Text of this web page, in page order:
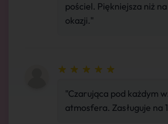
pościel. Piękniejsza niż
okazji."
"Czarująca pod każdym
atmosfera. Zasługuje na